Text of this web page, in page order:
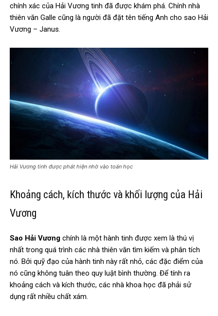
chính xác của Hải Vương tinh đã được khám phá. Chính nhà
thiên văn Galle cũng là người đã đặt tên tiếng Anh cho sao Hải
Vương – Janus.
Hải Vương tinh được phát hiện nhờ vào toán học
Khoảng cách, kích thước và khối lượng của Hải
Vương
Sao Hải Vương chính là một hành tinh được xem là thú vị
nhất trong quá trình các nhà thiên văn tìm kiếm và phân tích
nó. Bởi quỹ đạo của hành tinh này rất nhỏ, các đặc điểm của
nó cũng không tuân theo quy luật bình thường. Để tính ra
khoảng cách và kích thước, các nhà khoa học đã phải sử
dụng rất nhiều chất xám.